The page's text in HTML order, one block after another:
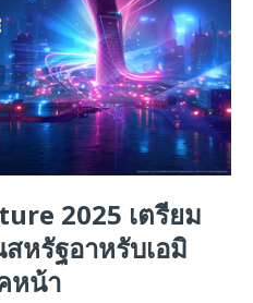
2025 เตรียม
หรัฐอาหรับเอมิ
หน้า